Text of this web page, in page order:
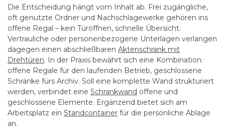
Die Entscheidung hängt vom Inhalt ab. Frei zugängliche,
oft genutzte Ordner und Nachschlagewerke gehören ins
offene Regal – kein Türöffnen, schnelle Übersicht.
Vertrauliche oder personenbezogene Unterlagen verlangen
dagegen einen abschließbaren Aktenschrank mit
Drehtüren. In der Praxis bewährt sich eine Kombination:
offene Regale für den laufenden Betrieb, geschlossene
Schränke fürs Archiv. Soll eine komplette Wand strukturiert
werden, verbindet eine Schrankwand offene und
geschlossene Elemente. Ergänzend bietet sich am
Arbeitsplatz ein Standcontainer für die persönliche Ablage
an.